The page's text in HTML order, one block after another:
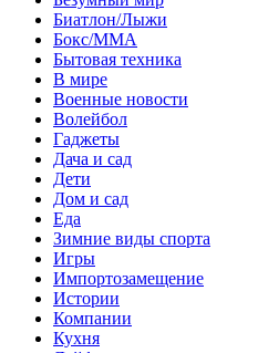
Биатлон/Лыжи
Бокс/MMA
Бытовая техника
В мире
Военные новости
Волейбол
Гаджеты
Дача и сад
Дети
Дом и сад
Еда
Зимние виды спорта
Игры
Импортозамещение
Истории
Компании
Кухня